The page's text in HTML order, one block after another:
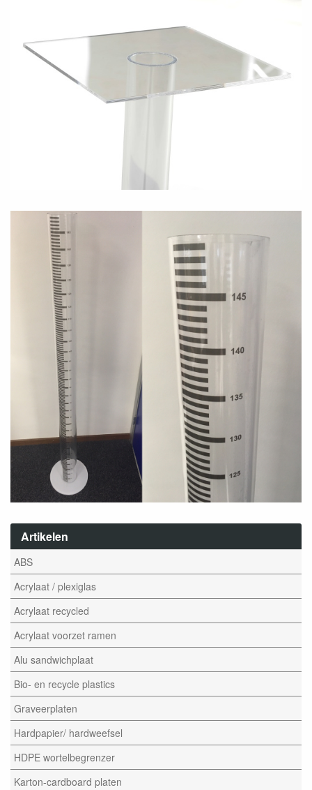
Artikelen
ABS
Acrylaat / plexiglas
Acrylaat recycled
Acrylaat voorzet ramen
Alu sandwichplaat
Bio- en recycle plastics
Graveerplaten
Hardpapier/ hardweefsel
HDPE wortelbegrenzer
Karton-cardboard platen